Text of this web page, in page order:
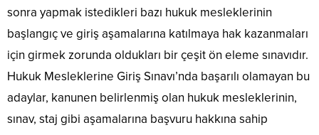
sonra yapmak istedikleri bazı hukuk mesleklerinin
başlangıç ve giriş aşamalarına katılmaya hak kazanmaları
için girmek zorunda oldukları bir çeşit ön eleme sınavıdır.
Hukuk Mesleklerine Giriş Sınavı’nda başarılı olamayan bu
adaylar, kanunen belirlenmiş olan hukuk mesleklerinin,
sınav, staj gibi aşamalarına başvuru hakkına sahip